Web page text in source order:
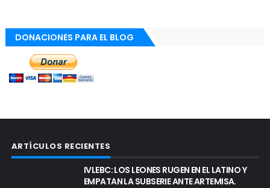
DONACIONES PARA EL BLOG
ARTÍCULOS RECIENTES
IVLEBC: LOS LEONES RUGEN EN EL LATINO Y
EMPATAN LA SUBSERIE ANTE ARTEMISA.